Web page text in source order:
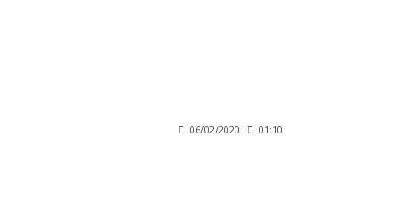
06/02/2020 01:10